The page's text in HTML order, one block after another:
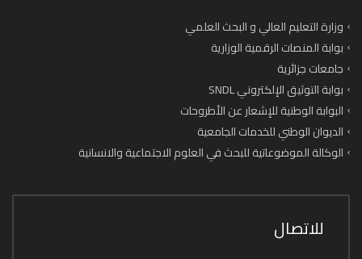
وزارة التعليم العالي و البحث العلمي
بوابة المنصات الرقمية الوزارية
جامعات جزائرية
بوابة التوثيق الإلكتروني SNDL
البوابة الوطنية للإشعار عن الأطروحات
الديوان الوطني للخدمات الجامعية
الوكالة الموضوعاتية للبحث في العلوم الاجتماعية والانسانية
للاتصال